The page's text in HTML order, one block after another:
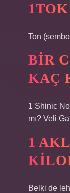
Ton
BIR
KAÇ
1 Shinic
mı? Veli
1
Belki de